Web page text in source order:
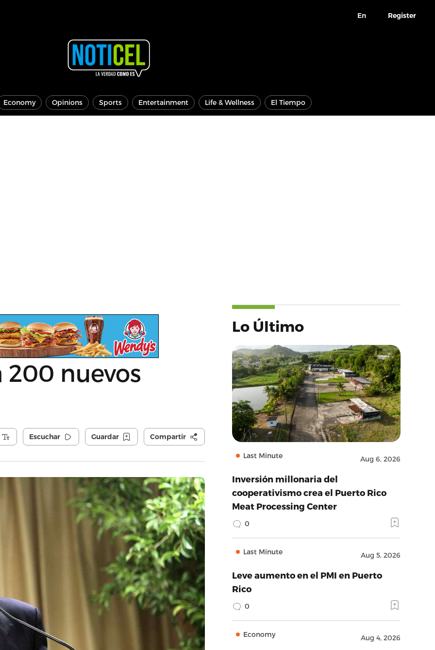
En Register
Economy Opinions Sports Entertainment Life & Wellness El Tiempo
nuevos
Escuchar Guardar Compartir
Lo Último
Last Minute Aug 6, 2026
Inversión millonaria del
cooperativismo crea el Puerto Rico
Meat Processing Center
0
Last Minute Aug 5, 2026
Leve aumento en el PMI en Puerto
Rico
0
Economy Aug 4, 2026